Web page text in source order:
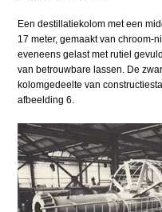
Een destillatiekolom met een
17 meter, gemaakt van chroom-
eveneens gelast met rutiel
van betrouwbare lassen. De
kolomgedeelte van
afbeelding 6.